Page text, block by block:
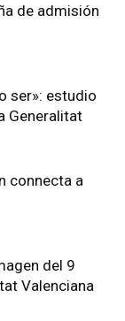
de admisión
ser»: estudio
Generalitat
connecta a
del 9
Valenciana